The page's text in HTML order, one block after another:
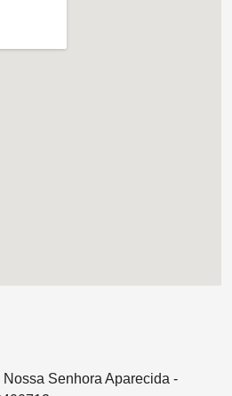
Senhora Aparecida -